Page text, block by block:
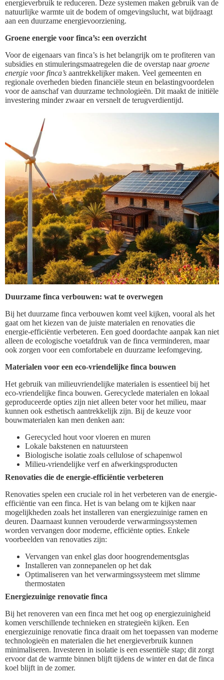
energieverbruik te reduceren. Deze systemen maken gebruik van de
natuurlijke warmte uit de bodem of omgevingslucht, wat bijdraagt
aan een duurzame energievoorziening.
Groene energie voor finca’s: een overzicht
Voor de eigenaars van finca’s is het belangrijk om te profiteren van
subsidies en stimuleringsmaatregelen die de overstap naargroene
energie voor finca’s aantrekkelijker maken. Veel gemeenten en
regionale overheden bieden financiële steun en belastingvoordelen
voor de aanschaf van duurzame technologieën. Dit maakt de initiële
investering minder zwaar en versnelt de terugverdientijd.
Duurzame finca verbouwen: wat te overwegen
Bij het duurzame finca verbouwen komt veel kijken, vooral als het
gaat om het kiezen van de juiste materialen en renovaties die
energie-efficiëntie verbeteren. Een goed doordachte aanpak kan niet
alleen de ecologische voetafdruk van de finca verminderen, maar
ook zorgen voor een comfortabele en duurzame leefomgeving.
Materialen voor een eco-vriendelijke finca bouwen
Het gebruik van milieuvriendelijke materialen is essentieel bij het
eco-vriendelijke finca bouwen. Gerecyclede materialen en lokaal
geproduceerde opties zijn niet alleen beter voor het milieu, maar
kunnen ook esthetisch aantrekkelijk zijn. Bij de keuze voor
bouwmaterialen kan men denken aan:
Gerecycled hout voor vloeren en muren
Lokale bakstenen en natuursteen
Biologische isolatie zoals cellulose of schapenwol
Milieu-vriendelijke verf en afwerkingsproducten
Renovaties die de energie-efficiëntie verbeteren
Renovaties spelen een cruciale rol in het verbeteren van de energie-
efficiëntie van een finca. Het is van belang om te kijken naar
mogelijkheden zoals het installeren van energiezuinige ramen en
deuren. Daarnaast kunnen verouderde verwarmingssystemen
worden vervangen door moderne, efficiënte opties. Enkele
voorbeelden van renovaties zijn:
Vervangen van enkel glas door hoogrendementsglas
Installeren van zonnepanelen op het dak
Optimaliseren van het verwarmingssysteem met slimme
thermostaten
Energiezuinige renovatie finca
Bij het renoveren van een finca met het oog op energiezuinigheid
komen verschillende technieken en strategieën kijken. Een
energiezuinige renovatie finca draait om het toepassen van moderne
technologieën en materialen die het energieverbruik kunnen
minimaliseren. Investeren in isolatie is een essentiële stap; dit zorgt
ervoor dat de warmte binnen blijft tijdens de winter en dat de finca
koel blijft in de zomer.